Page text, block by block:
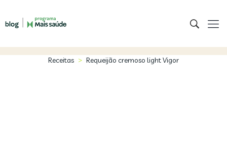
Receitas > Requeijão cremoso light Vigor